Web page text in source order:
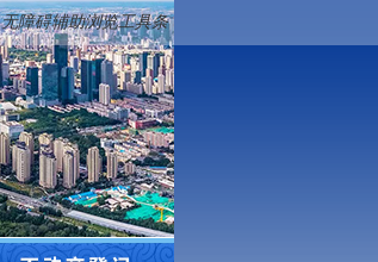
无障碍辅助浏览工具条